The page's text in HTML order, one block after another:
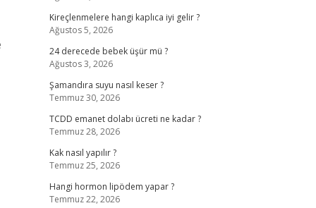
Kireçlenmelere hangi kaplıca iyi gelir ?
Ağustos 5, 2026
24 derecede bebek üşür mü ?
Ağustos 3, 2026
Şamandıra suyu nasıl keser ?
Temmuz 30, 2026
TCDD emanet dolabı ücreti ne kadar ?
Temmuz 28, 2026
Kak nasıl yapılır ?
Temmuz 25, 2026
Hangi hormon lipödem yapar ?
Temmuz 22, 2026